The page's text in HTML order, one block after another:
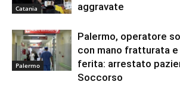
Catania
aggravate
Palermo
Palermo, operatore
con mano fratturata
ferita: arrestato
Soccorso